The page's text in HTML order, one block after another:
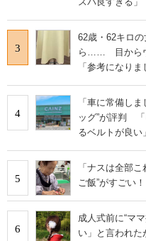
3
62歳・62キロの
ら…… 目からウ
「参考になりま
4
「車に常備し
ッグ”が評判 「
るベルトが良い」
5
「ナスは全部
ご飯”がすごい
6
成人式前に“マ
い」と言われ